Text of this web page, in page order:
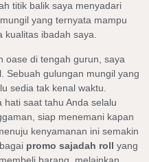
titik balik saya menyadari
yang ternyata mampu
kualitas ibadah saya.
oase di tengah gurun, saya
Sebuah gulungan mungil yang
sedia tak kenal waktu.
saat tahu Anda selalu
siap menemani kapan
kenyamanan ini semakin
promo sajadah roll yang
barang, melainkan